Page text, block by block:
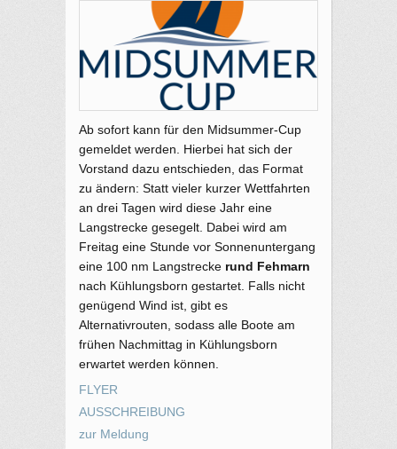
Ab sofort kann für den Midsummer-Cup
gemeldet werden. Hierbei hat sich der
Vorstand dazu entschieden, das Format
zu ändern: Statt vieler kurzer Wettfahrten
an drei Tagen wird diese Jahr eine
Langstrecke gesegelt. Dabei wird am
Freitag eine Stunde vor Sonnenuntergang
eine 100 nm Langstrecke rund Fehmarn
nach Kühlungsborn gestartet. Falls nicht
genügend Wind ist, gibt es
Alternativrouten, sodass alle Boote am
frühen Nachmittag in Kühlungsborn
erwartet werden können.
FLYER
AUSSCHREIBUNG
zur Meldung